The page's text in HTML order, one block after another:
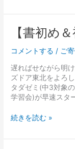
【書初め＆
コメントする / ご
遅ればせながら明
ズドア東北をよろ
タダゼミ(中3対象
学習会)が早速スタ
【書
め
初
詣】
続きを読む »